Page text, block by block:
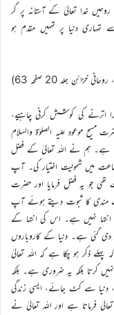
روحیں خدا تعالیٰ کے آستانہ پر گر
دنیا پر تمہیں مقدم ہو
خزائن جلد 20 صفحہ 63)
اترنے کی کوشش کرنی چاہیے،
مسیح موعود علیہ الصلوٰة والسلام
ہے۔ ہم نے اللہ تعالیٰ کے فضل
میں شمولیت اختیار کی۔ آپ
تھی جو یہ فضل فرمایا اور حضرت
مندی کا ثبوت دیتے ہوئے آپ
انتہا نہیں ہے۔ اس کی انتہا کے
گئی ہے۔ دنیا کے کاروباروں
ذکر ہو چکا ہے کہ اللہ تعالیٰ
کرتا بلکہ یہ ضروری ہے۔ بلکہ
دنیا سے کٹ جائے، ایسی زندگی
فرماتا ہے اور اللہ تعالیٰ نے